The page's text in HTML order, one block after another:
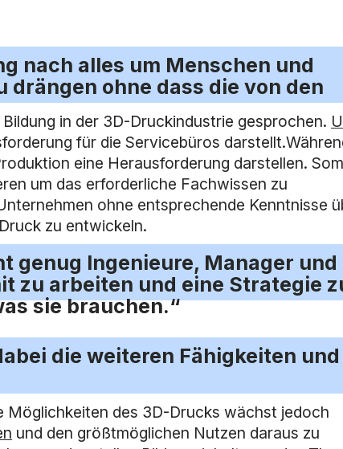
nach alles um Menschen und
ohne dass die von den
in der 3D-Druckindustrie gesprochen.
für die Servicebüros
eine Herausforderung darstellen.
um das erforderliche Fachwissen zu
ohne entsprechende Kenntnisse
zu entwickeln.
genug Ingenieure, Manager und
zu arbeiten und eine Strategie
sie brauchen.“
die weiteren Fähigkeiten und
Möglichkeiten des 3D-Drucks wächst jedoch
und den größtmöglichen Nutzen daraus zu